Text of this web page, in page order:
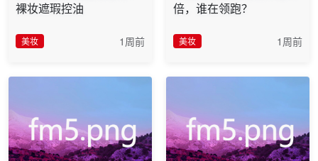
裸妆遮瑕控油
美妆 1周前
倍，谁在领跑？
美妆 1周前